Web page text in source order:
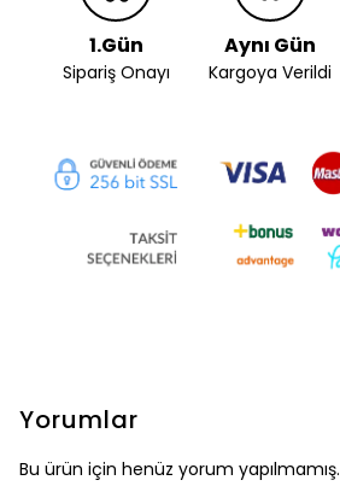
1.Gün
Sipariş Onayı
Aynı Gün
Kargoya Verildi
Yorumlar
Bu ürün için henüz yorum yapılmamış.